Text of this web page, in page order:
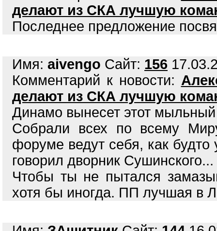
делают из СКА лучшую
Последнее предложение
Имя: aivengo Сайт: 156
Комментарий к новости:
делают из СКА лучшую
Динамо вынесет этот мыльный
Собрали всех по всему
форуме ведут себя, как
говорил дворник Сушинского...
Чтобы ты не пытался
хотя бы иногда. ПП лучшая в